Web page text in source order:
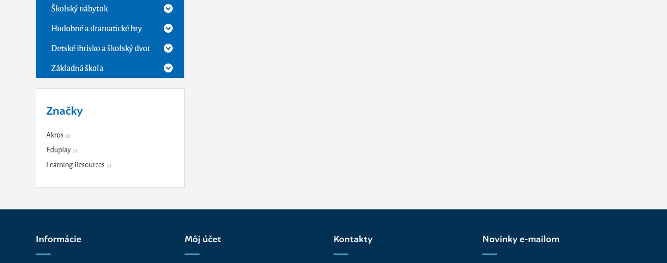
Školský nábytok
Hudobné a dramatické hry
Detské ihrisko a školský dvor
Základná škola
Značky
Akros (3)
Eduplay (1)
Learning Resources (1)
Informácie Môj účet Kontakty Novinky e-mailom